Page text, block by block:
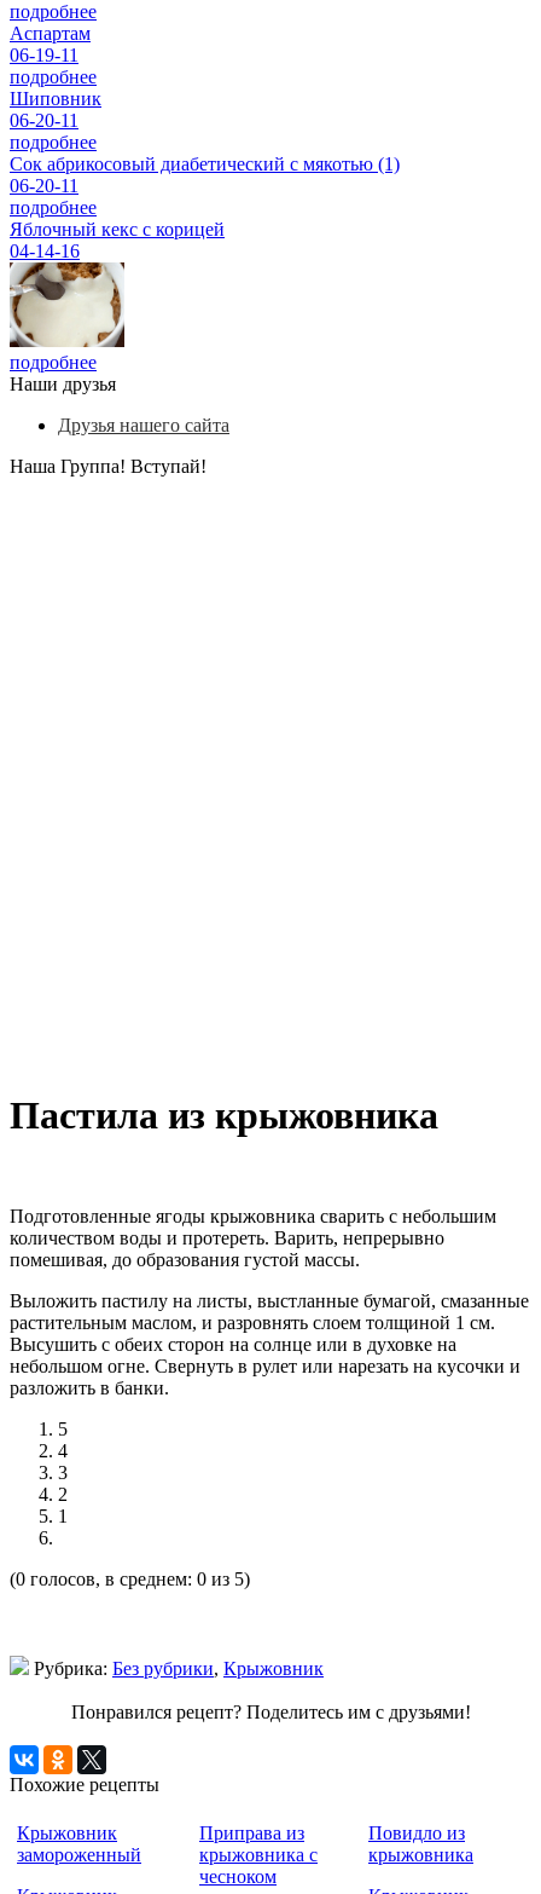
подробнее
Аспартам
06-19-11
подробнее
Шиповник
06-20-11
подробнее
Сок абрикосовый диабетический с мякотью (1)
06-20-11
подробнее
Яблочный кекс с корицей
04-14-16
подробнее
Наши друзья
Друзья нашего сайта
Наша Группа! Вступай!
Пастила из крыжовника
Подготовленные ягоды крыжовника сварить с небольшим
количеством воды и протереть. Варить, непрерывно
помешивая, до образования густой массы.
Выложить пастилу на листы, выстланные бумагой, смазанные
растительным маслом, и разровнять слоем толщиной 1 см.
Высушить с обеих сторон на солнце или в духовке на
небольшом огне. Свернуть в рулет или нарезать на кусочки и
разложить в банки.
5
4
3
2
1
(0 голосов, в среднем: 0 из 5)
Рубрика: Без рубрики, Крыжовник
Понравился рецепт? Поделитесь им с друзьями!
Похожие рецепты
Крыжовник
замороженный
Приправа из
крыжовника с
чесноком
Повидло из
крыжовника